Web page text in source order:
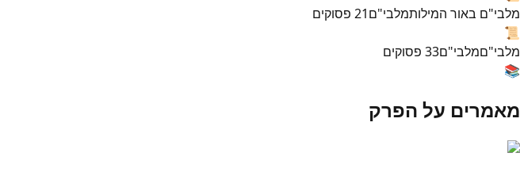
מלבי"ם באור המילותמלבי"ם21 פסוקים
📜
מלבי"םמלבי"ם33 פסוקים
📚
מאמרים על הפרק